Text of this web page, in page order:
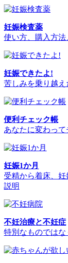
妊娠検査薬
使い方、購入方
妊娠できたよ!
苦しみを乗り越
便利チェック帳
あなたに変わっ
妊娠1か月
受精から着床、
説明
不妊治療と不妊症
特別なものではな